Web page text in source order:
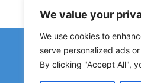
We value your
We use cookies to
serve personalized ads
By clicking "Accept All",Les